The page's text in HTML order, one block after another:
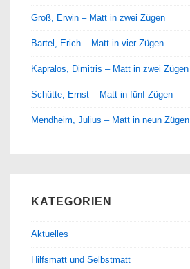
Groß, Erwin – Matt in zwei Zügen
Bartel, Erich – Matt in vier Zügen
Kapralos, Dimitris – Matt in zwei Zügen
Schütte, Ernst – Matt in fünf Zügen
Mendheim, Julius – Matt in neun Zügen
KATEGORIEN
Aktuelles
Hilfsmatt und Selbstmatt